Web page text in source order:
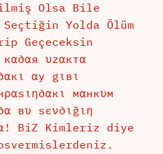
Olsa Bile
Yolda Ölüm
Geçeceksin
кα∂αя υzαктα
αу gιвι
мαнкυм
вυ ѕєν∂ιğιη
BiZ Kimleriz diye